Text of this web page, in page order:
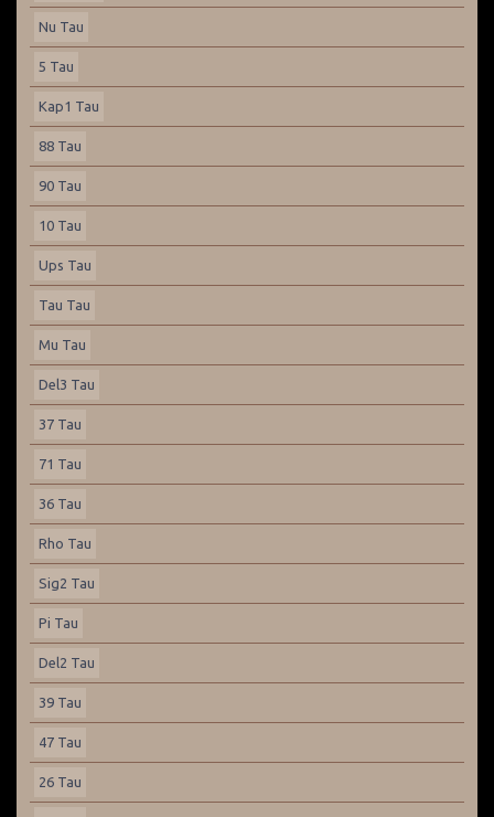
Nu Tau
5 Tau
Kap1 Tau
88 Tau
90 Tau
10 Tau
Ups Tau
Tau Tau
Mu Tau
Del3 Tau
37 Tau
71 Tau
36 Tau
Rho Tau
Sig2 Tau
Pi Tau
Del2 Tau
39 Tau
47 Tau
26 Tau